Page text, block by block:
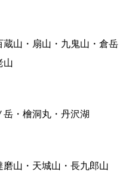
山・扇山・九鬼山・倉岳
山
・檜洞丸・丹沢湖
山・天城山・長九郎山